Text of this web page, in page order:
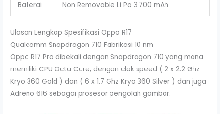
Baterai Non Removable Li Po 3.700 mAh
Ulasan Lengkap Spesifikasi Oppo R17
Qualcomm Snapdragon 710 Fabrikasi 10 nm
Oppo R17 Pro dibekali dengan Snapdragon 710 yang mana
memiliki CPU Octa Core, dengan clok speed ( 2 x 2.2 Ghz
Kryo 360 Gold ) dan ( 6 x 1.7 Ghz Kryo 360 Silver ) dan juga
Adreno 616 sebagai prosesor pengolah gambar.